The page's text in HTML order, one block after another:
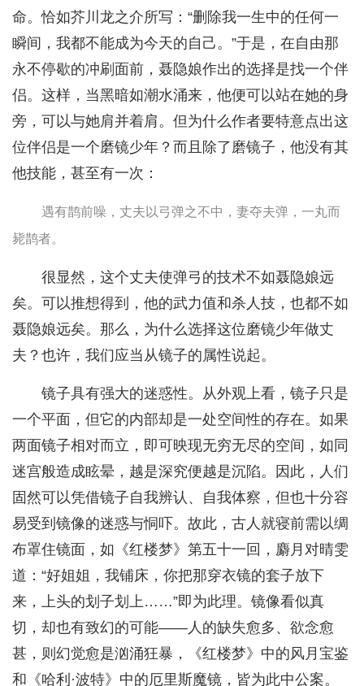
命。恰如芥川龙之介所写：“删除我一生中的任何一
瞬间，我都不能成为今天的自己。”于是，在自由那
永不停歇的冲刷面前，聂隐娘作出的选择是找一个伴
侣。这样，当黑暗如潮水涌来，他便可以站在她的身
旁，可以与她肩并着肩。但为什么作者要特意点出这
位伴侣是一个磨镜少年？而且除了磨镜子，他没有其
他技能，甚至有一次：
遇有鹊前噪，丈夫以弓弹之不中，妻夺夫弹，一丸而
毙鹊者。
很显然，这个丈夫使弹弓的技术不如聂隐娘远
矣。可以推想得到，他的武力值和杀人技，也都不如
聂隐娘远矣。那么，为什么选择这位磨镜少年做丈
夫？也许，我们应当从镜子的属性说起。
镜子具有强大的迷惑性。从外观上看，镜子只是
一个平面，但它的内部却是一处空间性的存在。如果
两面镜子相对而立，即可映现无穷无尽的空间，如同
迷宫般造成眩晕，越是深究便越是沉陷。因此，人们
固然可以凭借镜子自我辨认、自我体察，但也十分容
易受到镜像的迷惑与恫吓。故此，古人就寝前需以绸
布罩住镜面，如《红楼梦》第五十一回，麝月对晴雯
道：“好姐姐，我铺床，你把那穿衣镜的套子放下
来，上头的划子划上……”即为此理。镜像看似真
切，却也有致幻的可能——人的缺失愈多、欲念愈
甚，则幻觉愈是汹涌狂暴，《红楼梦》中的风月宝鉴
和《哈利·波特》中的厄里斯魔镜，皆为此中公案。